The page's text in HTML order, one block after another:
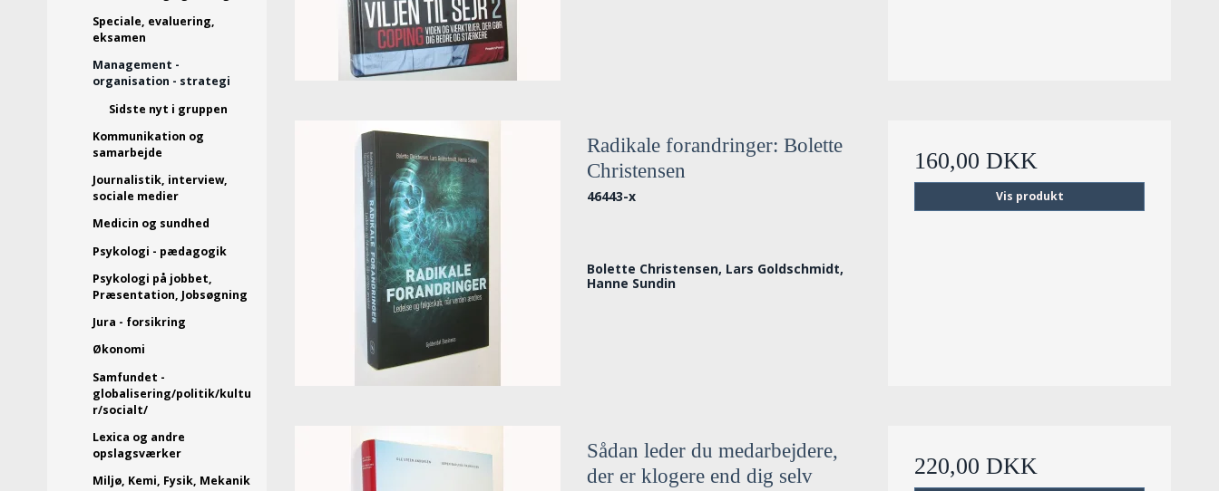
Speciale, evaluering,
eksamen
Management -
organisation - strategi
Sidste nyt i gruppen
Kommunikation og
samarbejde
Journalistik, interview,
sociale medier
Medicin og sundhed
Psykologi - pædagogik
Psykologi på jobbet,
Præsentation, Jobsøgning
Jura - forsikring
Økonomi
Samfundet -
globalisering/politik/kultu
r/socialt/
Lexica og andre
opslagsværker
Miljø, Kemi, Fysik, Mekanik
Radikale forandringer: Bolette
Christensen
46443-x
Bolette Christensen, Lars Goldschmidt,
Hanne Sundin
160,00 DKK
Vis produkt
Sådan leder du medarbejdere,
der er klogere end dig selv
220,00 DKK